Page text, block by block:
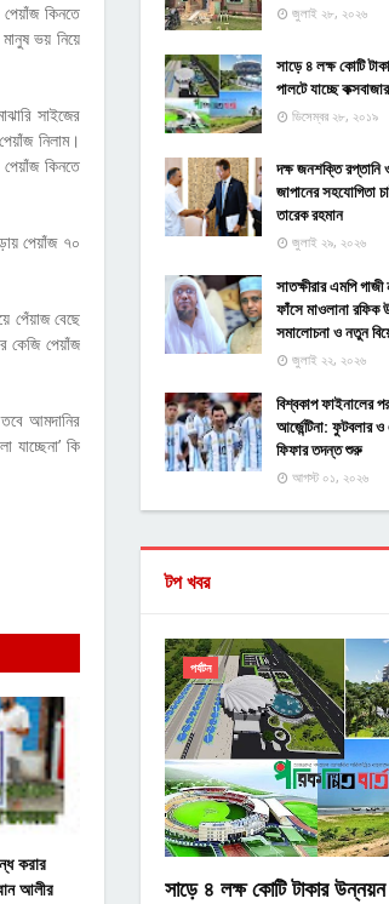
কিনতে
ভয় নিয়ে
সাইজের
নিলাম।
কিনতে
পেয়াঁজ ৭০
পেঁয়াজ বেছে
কেজি পেয়াঁজ
আমদানির
কি
করার
আলীর
জুলাই ২৮, ২০২৬
সাড়ে ৪ লক্ষ কোটি
পালটে যাচ্ছে কক্সবাজার
ডিসেম্বর ২৮, ২০১৯
দক্ষ জনশক্তি রপ্তানি
জাপানের সহযোগিতা
তারেক রহমান
জুলাই ২৯, ২০২৬
সাতক্ষীরার এমপি
ফাঁসে মাওলানা
সমালোচনা ও নতুন
জুলাই ২২, ২০২৬
বিশ্বকাপ ফাইনালের
আর্জেন্টিনা: ফুটবলার
ফিফার তদন্ত শুরু
আগস্ট ০১, ২০২৬
টপ খবর
পর্যটন
সাড়ে ৪ লক্ষ কোটি টাকার উন্নয়ন